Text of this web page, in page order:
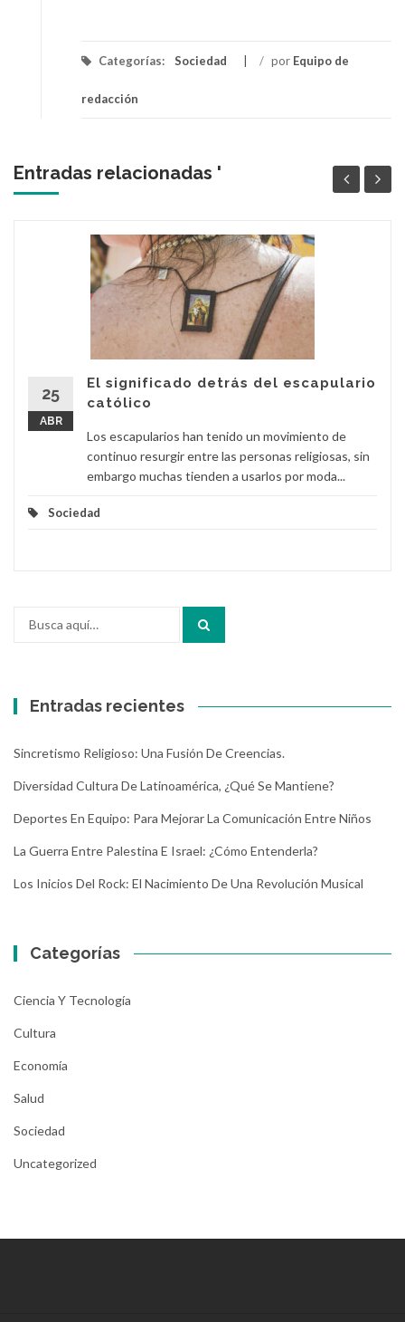
Categorías: Sociedad / por Equipo de
redacción
Entradas relacionadas '
25
ABR
El significado detrás del escapulario
católico
Los escapularios han tenido un movimiento de
continuo resurgir entre las personas religiosas, sin
embargo muchas tienden a usarlos por moda...
Sociedad
Entradas recientes
Sincretismo Religioso: Una Fusión De Creencias.
Diversidad Cultura De Latinoamérica, ¿Qué Se Mantiene?
Deportes En Equipo: Para Mejorar La Comunicación Entre Niños
La Guerra Entre Palestina E Israel: ¿Cómo Entenderla?
Los Inicios Del Rock: El Nacimiento De Una Revolución Musical
Categorías
Ciencia Y Tecnología
Cultura
Economía
Salud
Sociedad
Uncategorized